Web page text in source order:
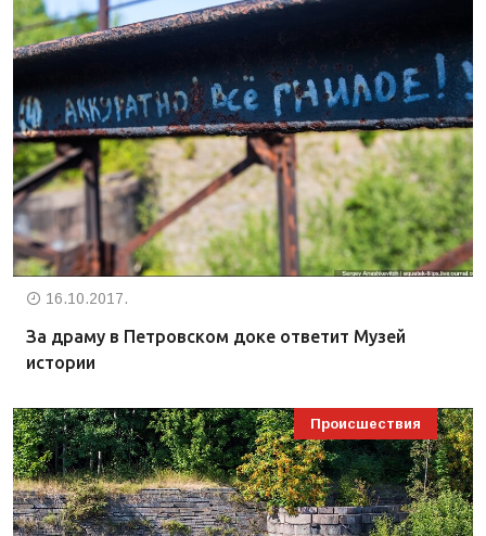
16.10.2017.
За драму в Петровском доке ответит Музей
истории
Происшествия